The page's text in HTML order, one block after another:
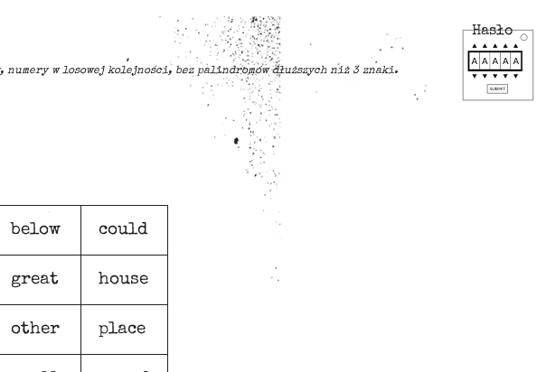
Hasło
w losowej kolejności, bez palindromów dłuższych niż 3 znaki.
below could
great house
other place